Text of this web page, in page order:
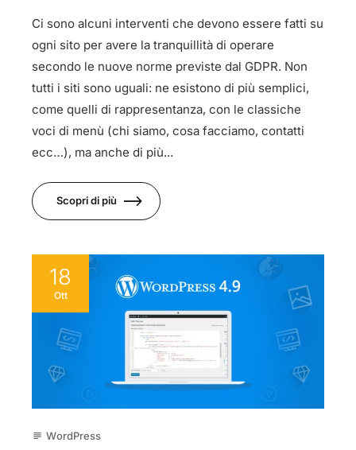
Ci sono alcuni interventi che devono essere fatti su
ogni sito per avere la tranquillità di operare
secondo le nuove norme previste dal GDPR. Non
tutti i siti sono uguali: ne esistono di più semplici,
come quelli di rappresentanza, con le classiche
voci di menù (chi siamo, cosa facciamo, contatti
ecc…), ma anche di più...
Scopri di più
18
Ott
subject WordPress